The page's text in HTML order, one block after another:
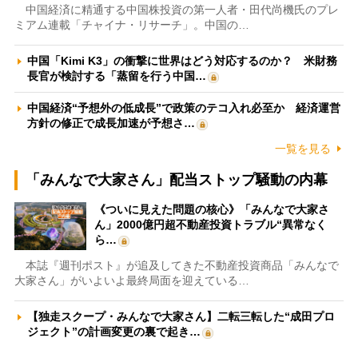
中国経済に精通する中国株投資の第一人者・田代尚機氏のプレ
ミアム連載「チャイナ・リサーチ」。中国の…
中国「Kimi K3」の衝撃に世界はどう対応するのか？ 米財務
長官が検討する「蒸留を行う中国…
中国経済“予想外の低成長”で政策のテコ入れ必至か 経済運営
方針の修正で成長加速が予想さ…
一覧を見る
「みんなで大家さん」配当ストップ騒動の内幕
《ついに見えた問題の核心》「みんなで大家さ
ん」2000億円超不動産投資トラブル“異常なく
ら…
本誌『週刊ポスト』が追及してきた不動産投資商品「みんなで
大家さん」がいよいよ最終局面を迎えている…
【独走スクープ・みんなで大家さん】二転三転した“成田プロ
ジェクト”の計画変更の裏で起き…